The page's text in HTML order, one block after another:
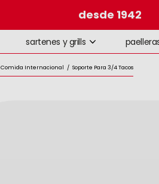
desde 1942
sartenes y grills
Comida Internacional / Soporte Para 3/4 Tacos